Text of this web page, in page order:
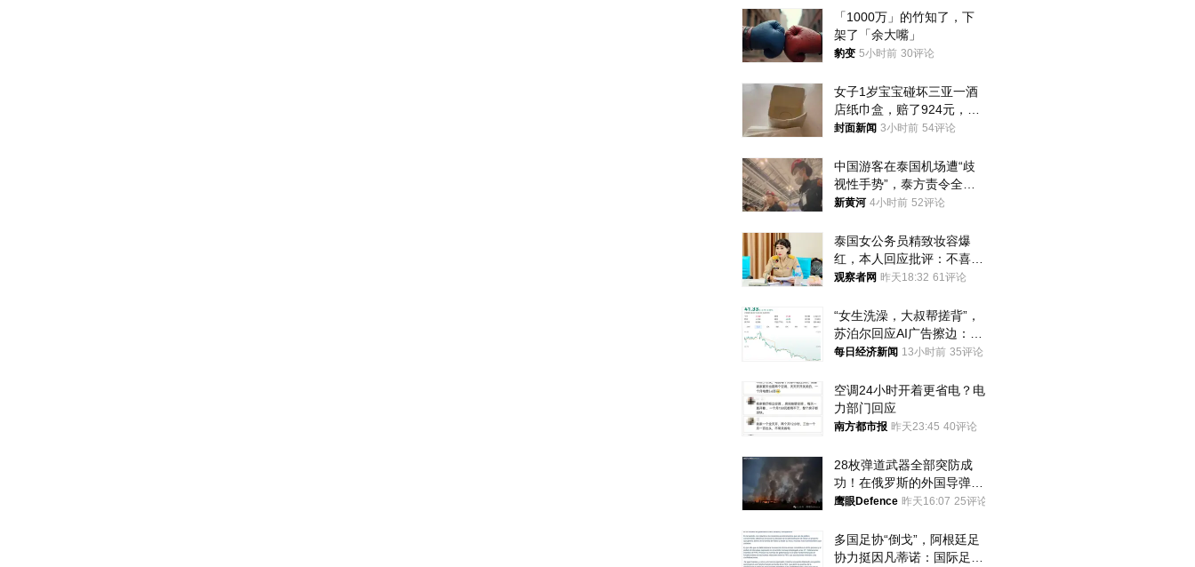
「1000万」的竹知了，下
架了「余大嘴」
豹变 5小时前 30评论
女子1岁宝宝碰坏三亚一酒
店纸巾盒，赔了924元，发
帖吐槽后酒店退还一半的
封面新闻 3小时前 54评论
中国游客在泰国机场遭“歧
视性手势”，泰方责令全面
调查，对责任人采取最严厉
新黄河 4小时前 52评论
泰国女公务员精致妆容爆
红，本人回应批评：不喜欢
就别看
观察者网 昨天18:32 61评论
“女生洗澡，大叔帮搓背”，
苏泊尔回应AI广告擦边：视
频全下架，已强化内容管理
每日经济新闻 13小时前 35评论
空调24小时开着更省电？电
力部门回应
南方都市报 昨天23:45 40评论
28枚弹道武器全部突防成
功！在俄罗斯的外国导弹发
射车都是合法打击目标
鹰眼Defence 昨天16:07 25评论
多国足协“倒戈”，阿根廷足
协力挺因凡蒂诺：国际足联